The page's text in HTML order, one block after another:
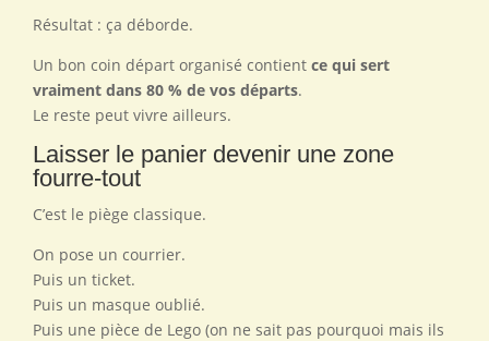
Résultat : ça déborde.
Un bon coin départ organisé contient ce qui sert
vraiment dans 80 % de vos départs.
Le reste peut vivre ailleurs.
Laisser le panier devenir une zone
fourre-tout
C’est le piège classique.
On pose un courrier.
Puis un ticket.
Puis un masque oublié.
Puis une pièce de Lego (on ne sait pas pourquoi mais ils